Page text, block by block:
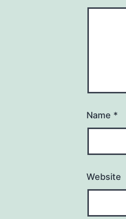
Name *
Website